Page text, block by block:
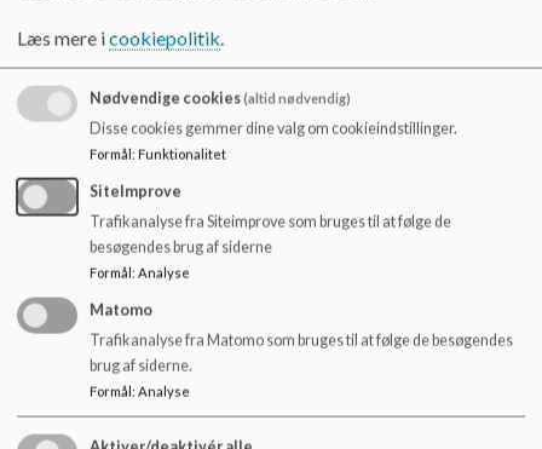
Vi holder lukket i ugerne 29, 30 og 31 samt mellem jul og
nytår. Der er også lukket i dagene mellem jul og nytår,
fredagen efter Kr. Himmelfartsdag, Grundlovsdag og den 24.
og 31. december.
I øvrige skoleferieuger er der muligt at tilmelde sig
feriepasning i Hammershøj SFO. Dette forgår via Aula SFO.
I lukkeugerne i sommerferien samt mellem jul og nytår kan
jeres barn blive tilmeldt pasning i en anden SFO i Viborg
kommune. Inden ferien sender Viborg kommune tilmeldinger
ud til denne pasning.
Læs mere icookiepolitik.
Nødvendige cookies(altid nødvendig)
Disse cookies gemmer dine valg om cookieindstillinger.
Formål: Funktionalitet
SiteImprove
Trafikanalyse fra Siteimprove som bruges til at følge de
besøgendes brug af siderne
Formål: Analyse
Matomo
Trafikanalyse fra Matomo som bruges til at følge de besøgendes
brug af siderne.
Formål: Analyse